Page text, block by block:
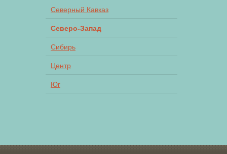
Северный Кавказ
Северо-Запад
Сибирь
Центр
Юг